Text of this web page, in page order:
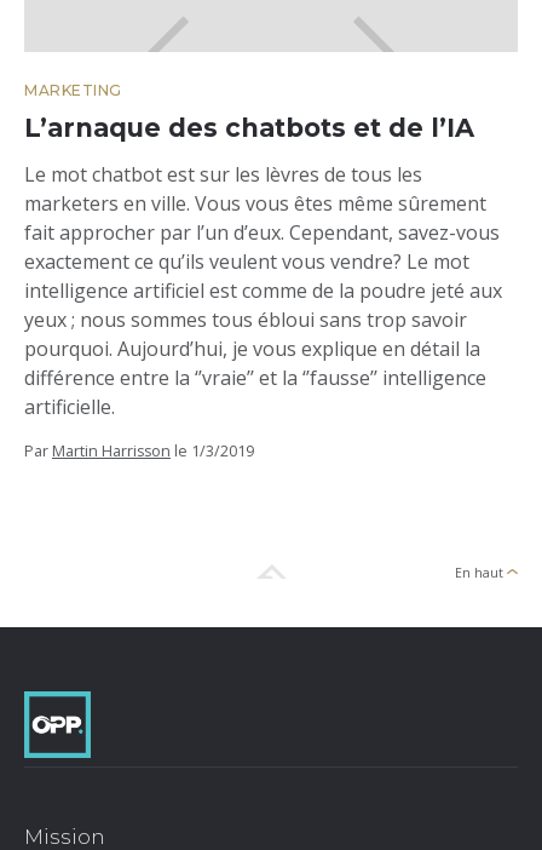
MARKETING
L’arnaque des chatbots et de l’IA
Le mot chatbot est sur les lèvres de tous les
marketers en ville. Vous vous êtes même sûrement
fait approcher par l’un d’eux. Cependant, savez-vous
exactement ce qu’ils veulent vous vendre? Le mot
intelligence artificiel est comme de la poudre jeté aux
yeux ; nous sommes tous ébloui sans trop savoir
pourquoi. Aujourd’hui, je vous explique en détail la
différence entre la ‘’vraie’’ et la ‘’fausse’’ intelligence
artificielle.
Par Martin Harrisson le 1/3/2019
En haut
Mission